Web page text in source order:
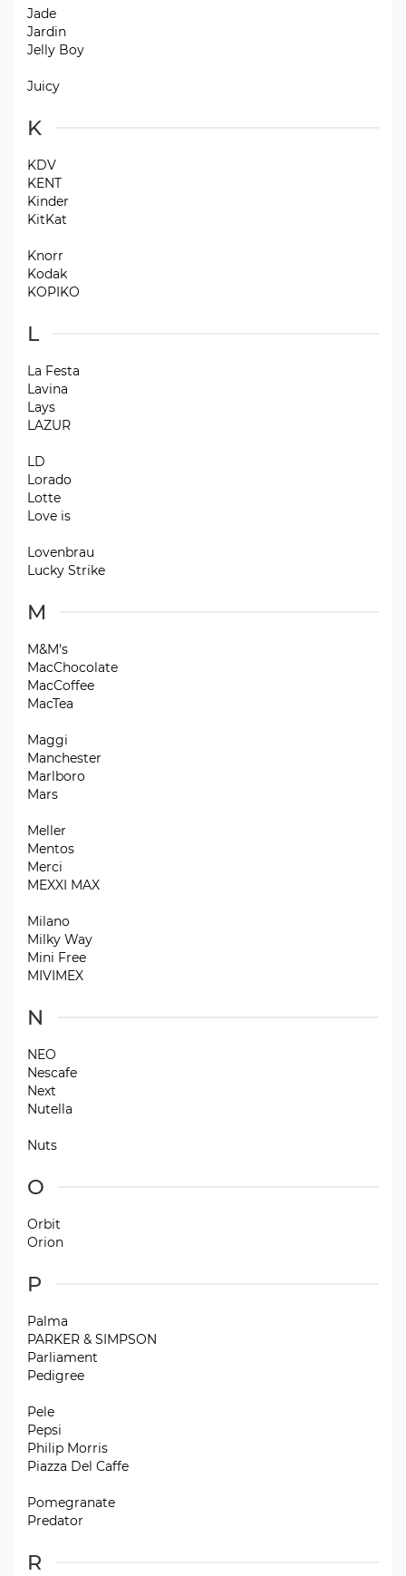
Jade
Jardin
Jelly Boy
Juicy
K
KDV
KENT
Kinder
KitKat
Knorr
Kodak
KOPIKO
L
La Festa
Lavina
Lays
LAZUR
LD
Lorado
Lotte
Love is
Lovenbrau
Lucky Strike
M
M&M's
MacChocolate
MacCoffee
MacTea
Maggi
Manchester
Marlboro
Mars
Meller
Mentos
Merci
MEXXI MAX
Milano
Milky Way
Mini Free
MIVIMEX
N
NEO
Nescafe
Next
Nutella
Nuts
O
Orbit
Orion
P
Palma
PARKER & SIMPSON
Parliament
Pedigree
Pele
Pepsi
Philip Morris
Piazza Del Caffe
Pomegranate
Predator
R